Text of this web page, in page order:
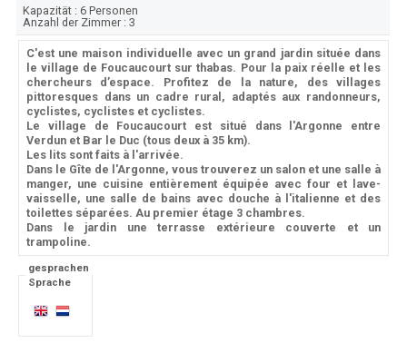
Kapazität :6 Personen
Anzahl der Zimmer :3
C'est une maison individuelle avec un grand jardin située dans
le village de Foucaucourt sur thabas. Pour la paix réelle et les
chercheurs d’espace. Profitez de la nature, des villages
pittoresques dans un cadre rural, adaptés aux randonneurs,
cyclistes, cyclistes et cyclistes.
Le village de Foucaucourt est situé dans l'Argonne entre
Verdun et Bar le Duc (tous deux à 35 km).
Les lits sont faits à l'arrivée.
Dans le Gîte de l'Argonne, vous trouverez un salon et une salle à
manger, une cuisine entièrement équipée avec four et lave-
vaisselle, une salle de bains avec douche à l'italienne et des
toilettes séparées. Au premier étage 3 chambres.
Dans le jardin une terrasse extérieure couverte et un
trampoline.
gesprachen
Sprache